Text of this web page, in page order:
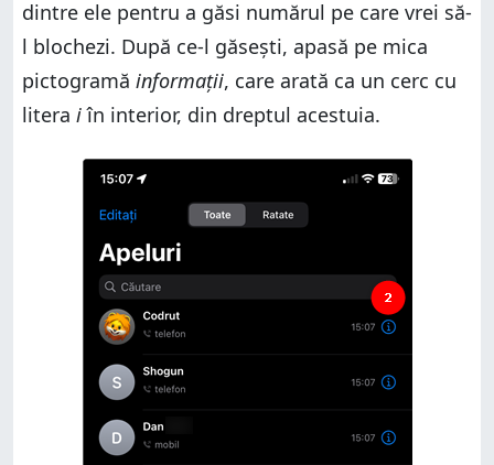
dintre ele pentru a găsi numărul pe care vrei să-
l blochezi. După ce-l găsești, apasă pe mica
pictogramă informații, care arată ca un cerc cu
litera iîn interior, din dreptul acestuia.